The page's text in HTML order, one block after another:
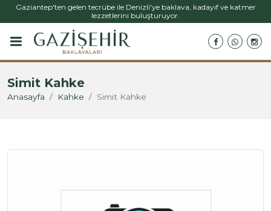
Gaziantep'ten gelen tecrübe ile Denizli'ye baklava, kadayıf ve katmer
lezzetlerini buluşturuyor.
Simit Kahke
Anasayfa Kahke Simit Kahke